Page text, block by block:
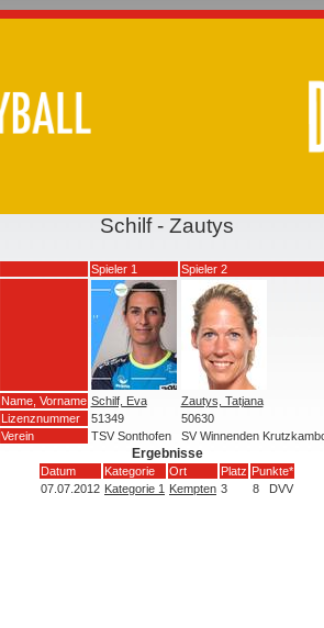
Schilf - Zautys
Spieler 1 Spieler 2
Name, Vorname Schilf, Eva
Zautys, Tatjana
Lizenznummer
51349
50630
Verein
TSV Sonthofen SV Winnenden
Ergebnisse
Datum Kategorie Ort Platz Punkte*
07.07.2012 Kategorie 1 Kempten 3 8 DVV